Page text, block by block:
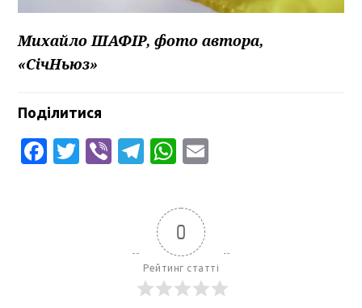
Михайло ШАФІР, фото автора,
«СічНьюз»
Поділитися
Facebook
Twitter
ViberTelegram
WhatsApp
0
Рейтинг статті